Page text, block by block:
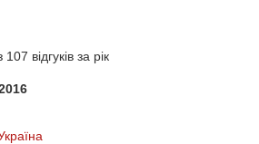
відгуків за рік